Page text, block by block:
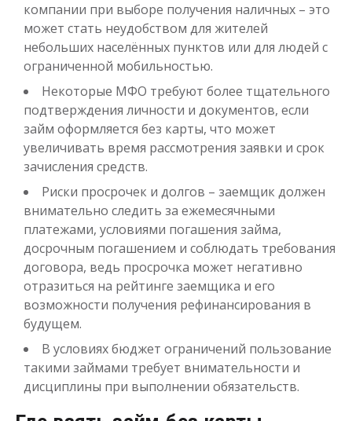
компании при выборе получения наличных – это
может стать неудобством для жителей
небольших населённых пунктов или для людей с
ограниченной мобильностью.
Некоторые МФО требуют более тщательного
подтверждения личности и документов, если
займ оформляется без карты, что может
увеличивать время рассмотрения заявки и срок
зачисления средств.
Риски просрочек и долгов – заемщик должен
внимательно следить за ежемесячными
платежами, условиями погашения займа,
досрочным погашением и соблюдать требования
договора, ведь просрочка может негативно
отразиться на рейтинге заемщика и его
возможности получения рефинансирования в
будущем.
В условиях бюджет ограничений пользование
такими займами требует внимательности и
дисциплины при выполнении обязательств.